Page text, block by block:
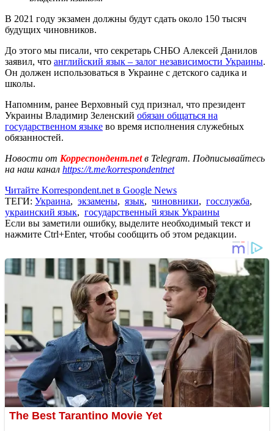
В 2021 году экзамен должны будут сдать около 150 тысяч
будущих чиновников.
До этого мы писали, что секретарь СНБО Алексей Данилов
заявил, что английский язык – залог независимости Украины.
Он должен использоваться в Украине с детского садика и
школы.
Напомним, ранее Верховный суд признал, что президент
Украины Владимир Зеленский обязан общаться на
государственном языке во время исполнения служебных
обязанностей.
Новости от Корреспондент.netв Telegram. Подписывайтесь
на наш канал https://t.me/korrespondentnet
Читайте Korrespondent.net в Google News
ТЕГИ: Украина, экзамены, язык, чиновники, госслужба,
украинский язык, государственный язык Украины
Если вы заметили ошибку, выделите необходимый текст и
нажмите Ctrl+Enter, чтобы сообщить об этом редакции.